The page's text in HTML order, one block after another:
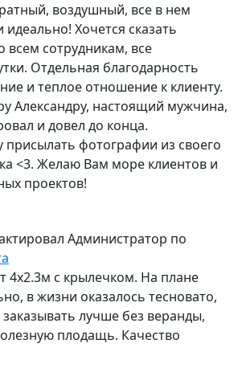
воздушный, все в нем
Хочется сказать
всем сотрудникам, все
Отдельная благодарность
и теплое отношение к клиенту.
Александру, настоящий мужчина,
и довел до конца.
присылать фотографии из своего
<3. Желаю Вам море клиентов и
проектов!
Администратор по
4х2.3м с крылечком. На плане
в жизни оказалось тесновато,
лучше без веранды,
плодащь. Качество